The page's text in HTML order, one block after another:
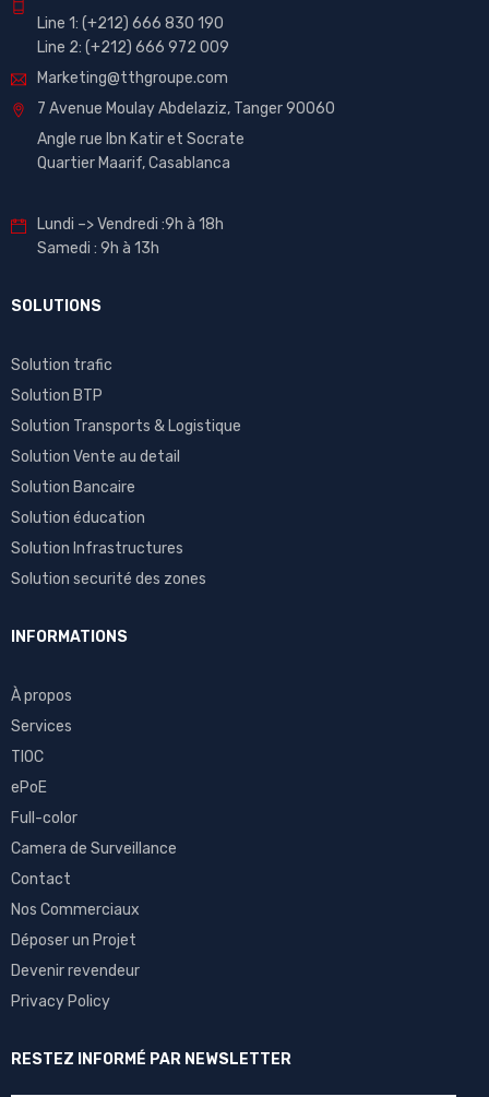
Line 1: (+212) 666 830 190
Line 2: (+212) 666 972 009
Marketing@tthgroupe.com
7 Avenue Moulay Abdelaziz, Tanger 90060
Angle rue Ibn Katir et Socrate
Quartier Maarif, Casablanca
Lundi –> Vendredi :9h à 18h
Samedi : 9h à 13h
SOLUTIONS
Solution trafic
Solution BTP
Solution Transports & Logistique
Solution Vente au detail
Solution Bancaire
Solution éducation
Solution Infrastructures
Solution securité des zones
INFORMATIONS
À propos
Services
TIOC
ePoE
Full-color
Camera de Surveillance
Contact
Nos Commerciaux
Déposer un Projet
Devenir revendeur
Privacy Policy
RESTEZ INFORMÉ PAR NEWSLETTER